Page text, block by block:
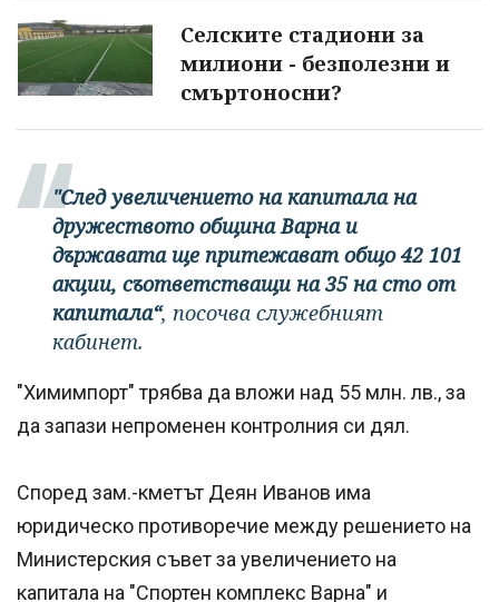
Селските стадиони за
милиони - безполезни и
смъртоносни?
"След увеличението на капитала на
дружеството община Варна и
държавата ще притежават общо 42 101
акции, съответстващи на 35 на сто от
капитала“, посочва служебният
кабинет.
"Химимпорт" трябва да вложи над 55 млн. лв., за
да запази непроменен контролния си дял.
Според зам.-кметът Деян Иванов има
юридическо противоречие между решението на
Министерския съвет за увеличението на
капитала на "Спортен комплекс Варна" и